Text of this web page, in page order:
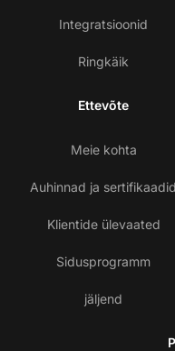
Integratsioonid
Ringkäik
Ettevõte
Meie kohta
Auhinnad ja sertifikaadid
Klientide ülevaated
Sidusprogramm
jäljend